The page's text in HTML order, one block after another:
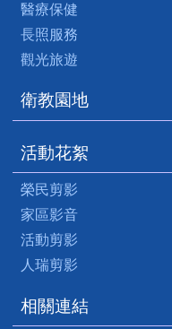
醫療保健
長照服務
觀光旅遊
衛教園地
活動花絮
榮民剪影
家區影音
活動剪影
人瑞剪影
相關連結